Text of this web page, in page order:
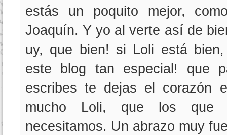
estás un poquito mejor,
Joaquín. Y yo al verte así de
uy, que bien! si Loli está bien,
este blog tan especial! que
escribes te dejas el corazón
mucho Loli, que los que
necesitamos. Un abrazo muy